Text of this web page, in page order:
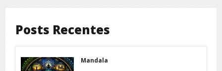
Posts Recentes
Mandala